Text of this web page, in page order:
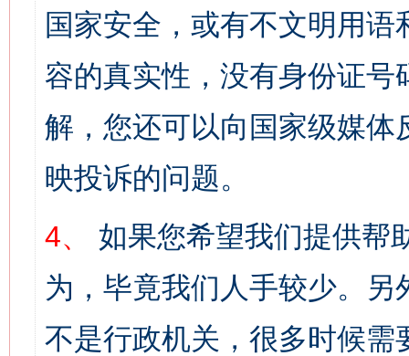
国家安全，或有不文明用
容的真实性，没有身份证
解，您还可以向国家级媒
映投诉的问题。
4、
如果您希望我们提供帮
为，毕竟我们人手较少。
不是行政机关，很多时候